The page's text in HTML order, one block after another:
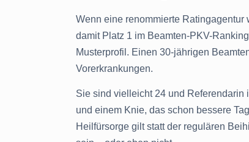
Wenn eine renommierte
damit Platz 1 im Beamten-PKV-
Musterprofil. Einen 30-jährigen
Vorerkrankungen.
Sie sind vielleicht 24 und Referendarin
und einem Knie, das schon bessere
Heilfürsorge gilt statt der regulären